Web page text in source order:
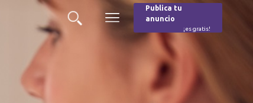
Buscar
Menú
Burger
Publica tu
anuncio
¡es gratis!